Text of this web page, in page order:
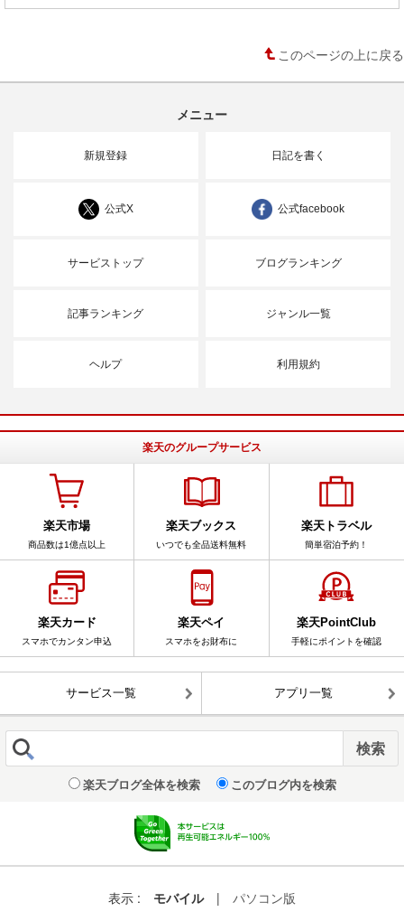
このページの上に戻る
メニュー
新規登録 日記を書く
公式X 公式facebook
サービストップ ブログランキング
記事ランキング ジャンル一覧
ヘルプ 利用規約
楽天のグループサービス
楽天市場
商品数は1億点以上
楽天ブックス
いつでも全品送料無料
楽天トラベル
簡単宿泊予約！
楽天カード
スマホでカンタン申込
楽天ペイ
スマホをお財布に
楽天PointClub
手軽にポイントを確認
サービス一覧 アプリ一覧
楽天ブログ全体を検索 このブログ内を検索
表示 : モバイル | パソコン版